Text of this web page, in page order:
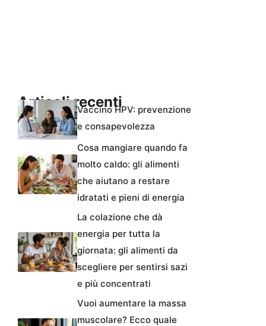
Articoli recentiVaccino HPV: prevenzione
e consapevolezza
Cosa mangiare quando fa
molto caldo: gli alimenti
che aiutano a restare
idratati e pieni di energia
La colazione che dà
energia per tutta la
giornata: gli alimenti da
scegliere per sentirsi sazi
e più concentrati
Vuoi aumentare la massa
muscolare? Ecco quale